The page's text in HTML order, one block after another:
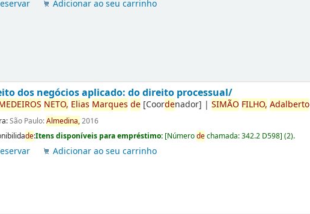
Adicionar ao seu carrinho
dos negócios aplicado: do direito processual/
DEIROS NETO, Elias Marques de [Coordenador] |SIMÃO FILHO, Adalberto
São Paulo:Almedina,2016
de:Itens disponíveis para empréstimo: [Númerodechamada:342.2 D598](2).
Adicionar ao seu carrinho